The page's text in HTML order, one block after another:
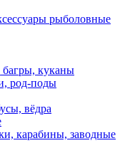
рыболовные
багры, куканы
род-поды
вёдра
карабины, заводные